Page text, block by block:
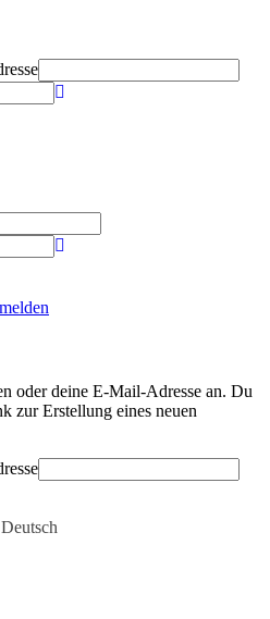
oder deine E-Mail-Adresse an. Du
zur Erstellung eines neuen
Deutsch